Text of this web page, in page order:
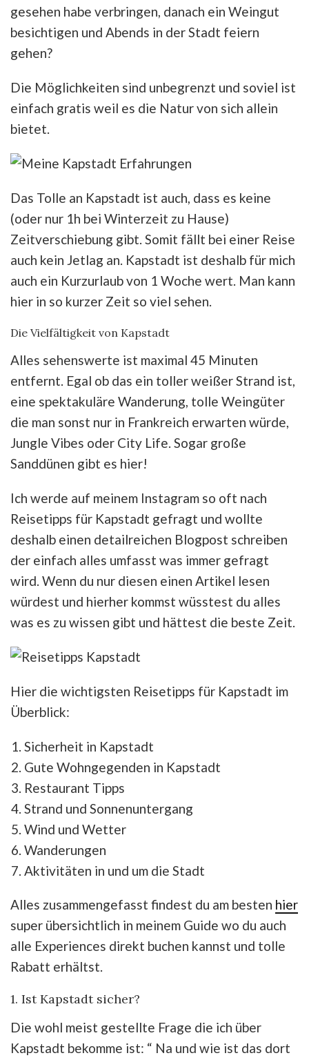
gesehen habe verbringen, danach ein Weingut
besichtigen und Abends in der Stadt feiern
gehen?
Die Möglichkeiten sind unbegrenzt und soviel ist
einfach gratis weil es die Natur von sich allein
bietet.
Das Tolle an Kapstadt ist auch, dass es keine
(oder nur 1h bei Winterzeit zu Hause)
Zeitverschiebung gibt. Somit fällt bei einer Reise
auch kein Jetlag an. Kapstadt ist deshalb für mich
auch ein Kurzurlaub von 1 Woche wert. Man kann
hier in so kurzer Zeit so viel sehen.
Die Vielfältigkeit von Kapstadt
Alles sehenswerte ist maximal 45 Minuten
entfernt. Egal ob das ein toller weißer Strand ist,
eine spektakuläre Wanderung, tolle Weingüter
die man sonst nur in Frankreich erwarten würde,
Jungle Vibes oder City Life. Sogar große
Sanddünen gibt es hier!
Ich werde auf meinem Instagram so oft nach
Reisetipps für Kapstadt gefragt und wollte
deshalb einen detailreichen Blogpost schreiben
der einfach alles umfasst was immer gefragt
wird. Wenn du nur diesen einen Artikel lesen
würdest und hierher kommst wüsstest du alles
was es zu wissen gibt und hättest die beste Zeit.
Hier die wichtigsten Reisetipps für Kapstadt im
Überblick:
Sicherheit in Kapstadt
Gute Wohngegenden in Kapstadt
Restaurant Tipps
Strand und Sonnenuntergang
Wind und Wetter
Wanderungen
Aktivitäten in und um die Stadt
Alles zusammengefasst findest du am besten hier
super übersichtlich in meinem Guide wo du auch
alle Experiences direkt buchen kannst und tolle
Rabatt erhältst.
1. Ist Kapstadt sicher?
Die wohl meist gestellte Frage die ich über
Kapstadt bekomme ist: “ Na und wie ist das dort